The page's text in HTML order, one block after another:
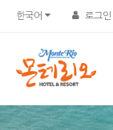
한국어 로그인